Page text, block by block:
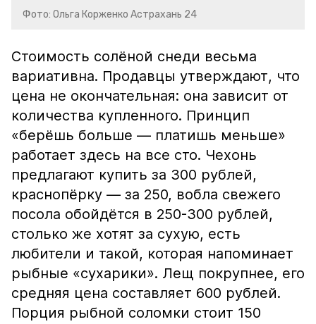
Фото: Ольга Корженко Астрахань 24
Стоимость солёной снеди весьма
вариативна. Продавцы утверждают, что
цена не окончательная: она зависит от
количества купленного. Принцип
«берёшь больше — платишь меньше»
работает здесь на все сто. Чехонь
предлагают купить за 300 рублей,
краснопёрку — за 250, вобла свежего
посола обойдётся в 250-300 рублей,
столько же хотят за сухую, есть
любители и такой, которая напоминает
рыбные «сухарики». Лещ покрупнее, его
средняя цена составляет 600 рублей.
Порция рыбной соломки стоит 150